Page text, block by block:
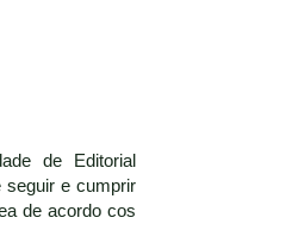
de Editorial
seguir e cumprir
de acordo cos